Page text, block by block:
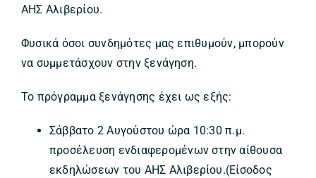
ΑΗΣ Αλιβερίου.
Φυσικά όσοι συνδημότες μας επιθυμούν, μπορούν
να συμμετάσχουν στην ξενάγηση.
Το πρόγραμμα ξενάγησης έχει ως εξής:
Σάββατο 2 Αυγούστου ώρα 10:30 π.μ.
προσέλευση ενδιαφερομένων στην αίθουσα
εκδηλώσεων του ΑΗΣ Αλιβερίου.(Είσοδος